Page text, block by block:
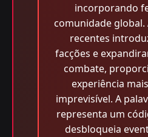
incorporando
comunidade global.
recentes
facções e
combate,
experiência
imprevisível. A
representa um
desbloqueia